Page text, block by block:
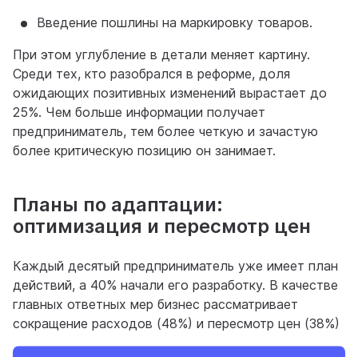
Введение пошлины на маркировку товаров.
При этом углубление в детали меняет картину.
Среди тех, кто разобрался в реформе, доля
ожидающих позитивных изменений вырастает до
25%. Чем больше информации получает
предприниматель, тем более четкую и зачастую
более критическую позицию он занимает.
Планы по адаптации:
оптимизация и пересмотр цен
Каждый десятый предприниматель уже имеет план
действий, а 40% начали его разработку. В качестве
главных ответных мер бизнес рассматривает
сокращение расходов (48%) и пересмотр цен (38%)